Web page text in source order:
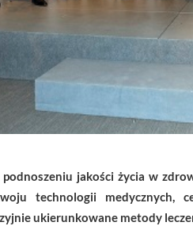
jakości życia w
technologii medycznych,
ukierunkowane metody